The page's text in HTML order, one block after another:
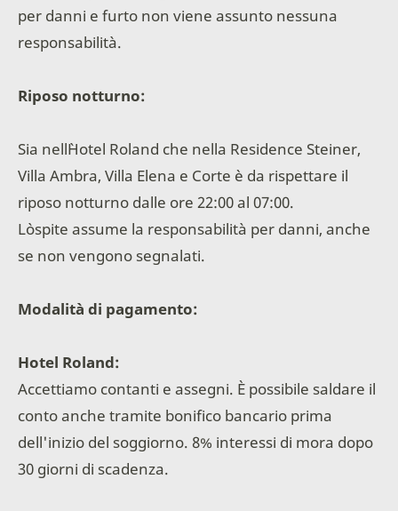
per danni e furto non viene assunto nessuna
responsabilità.
Riposo notturno:
Sia nell`Hotel Roland che nella Residence Steiner,
Villa Ambra, Villa Elena e Corte è da rispettare il
riposo notturno dalle ore 22:00 al 07:00.
L`ospite assume la responsabilità per danni, anche
se non vengono segnalati.
Modalità di pagamento:
Hotel Roland:
Accettiamo contanti e assegni. È possibile saldare il
conto anche tramite bonifico bancario prima
dell'inizio del soggiorno. 8% interessi di mora dopo
30 giorni di scadenza.